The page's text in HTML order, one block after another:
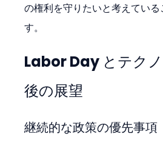
の権利を守りたいと考えてい
す。
Labor Day とテク
後の展望
継続的な政策の優先事項